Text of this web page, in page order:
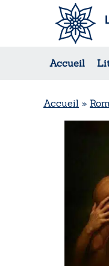
Accueil
Accueil »